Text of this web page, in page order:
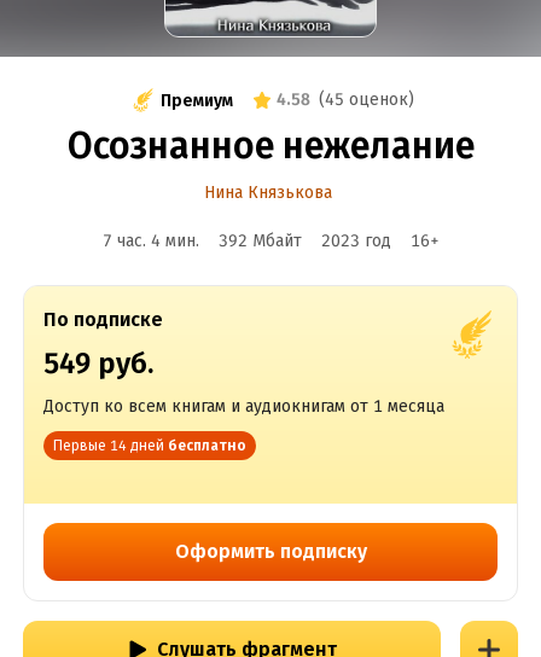
Премиум 4.58 (45 оценок)
Осознанное нежелание
Нина Князькова
7 час. 4 мин. 392 Мбайт 2023 год 16+
По подписке
549 руб.
Доступ ко всем книгам и аудиокнигам от 1 месяца
Первые 14 дней бесплатно
Оформить подписку
Слушать фрагмент